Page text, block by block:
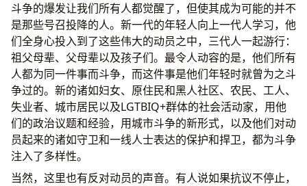
斗争的爆发让我们所有人都觉醒了，但使其成为可能的并不
是那些号召投降的人。新一代的年轻人向上一代人学习，他
们全身心投入到了这些伟大的动员之中，三代人一起游行：
祖父母辈、父母辈以及孩子们。最令人动容的是，他们所有
人都为同一件事而斗争，而这件事是他们年轻时就曾为之斗
争过的。新的诸如妇女、原住民和黑人社区、农民、工人、
失业者、城市居民以及LGTBIQ+群体的社会活动家，用他
们的政治议题和经验，用城市斗争的新形式，以及他们对动
员起来的诸如守卫和一线人士表达的保护和捍卫，都为斗争
注入了多样性。
当然，这里也有反对动员的声音。有人说如果抗议不停止，